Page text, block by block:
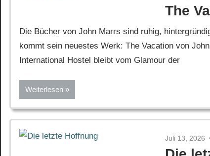
The
Die Bücher von John Marrs sind ruhig,
kommt sein neuestes Werk: The Vacation von
International Hostel bleibt vom Glamour der
Weiterlesen
Juli 13, 2026